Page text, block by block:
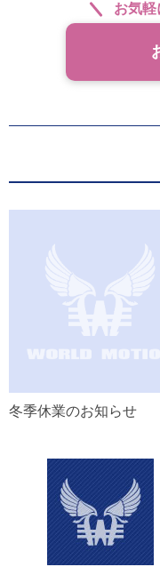
お気軽
冬季休業のお知らせ